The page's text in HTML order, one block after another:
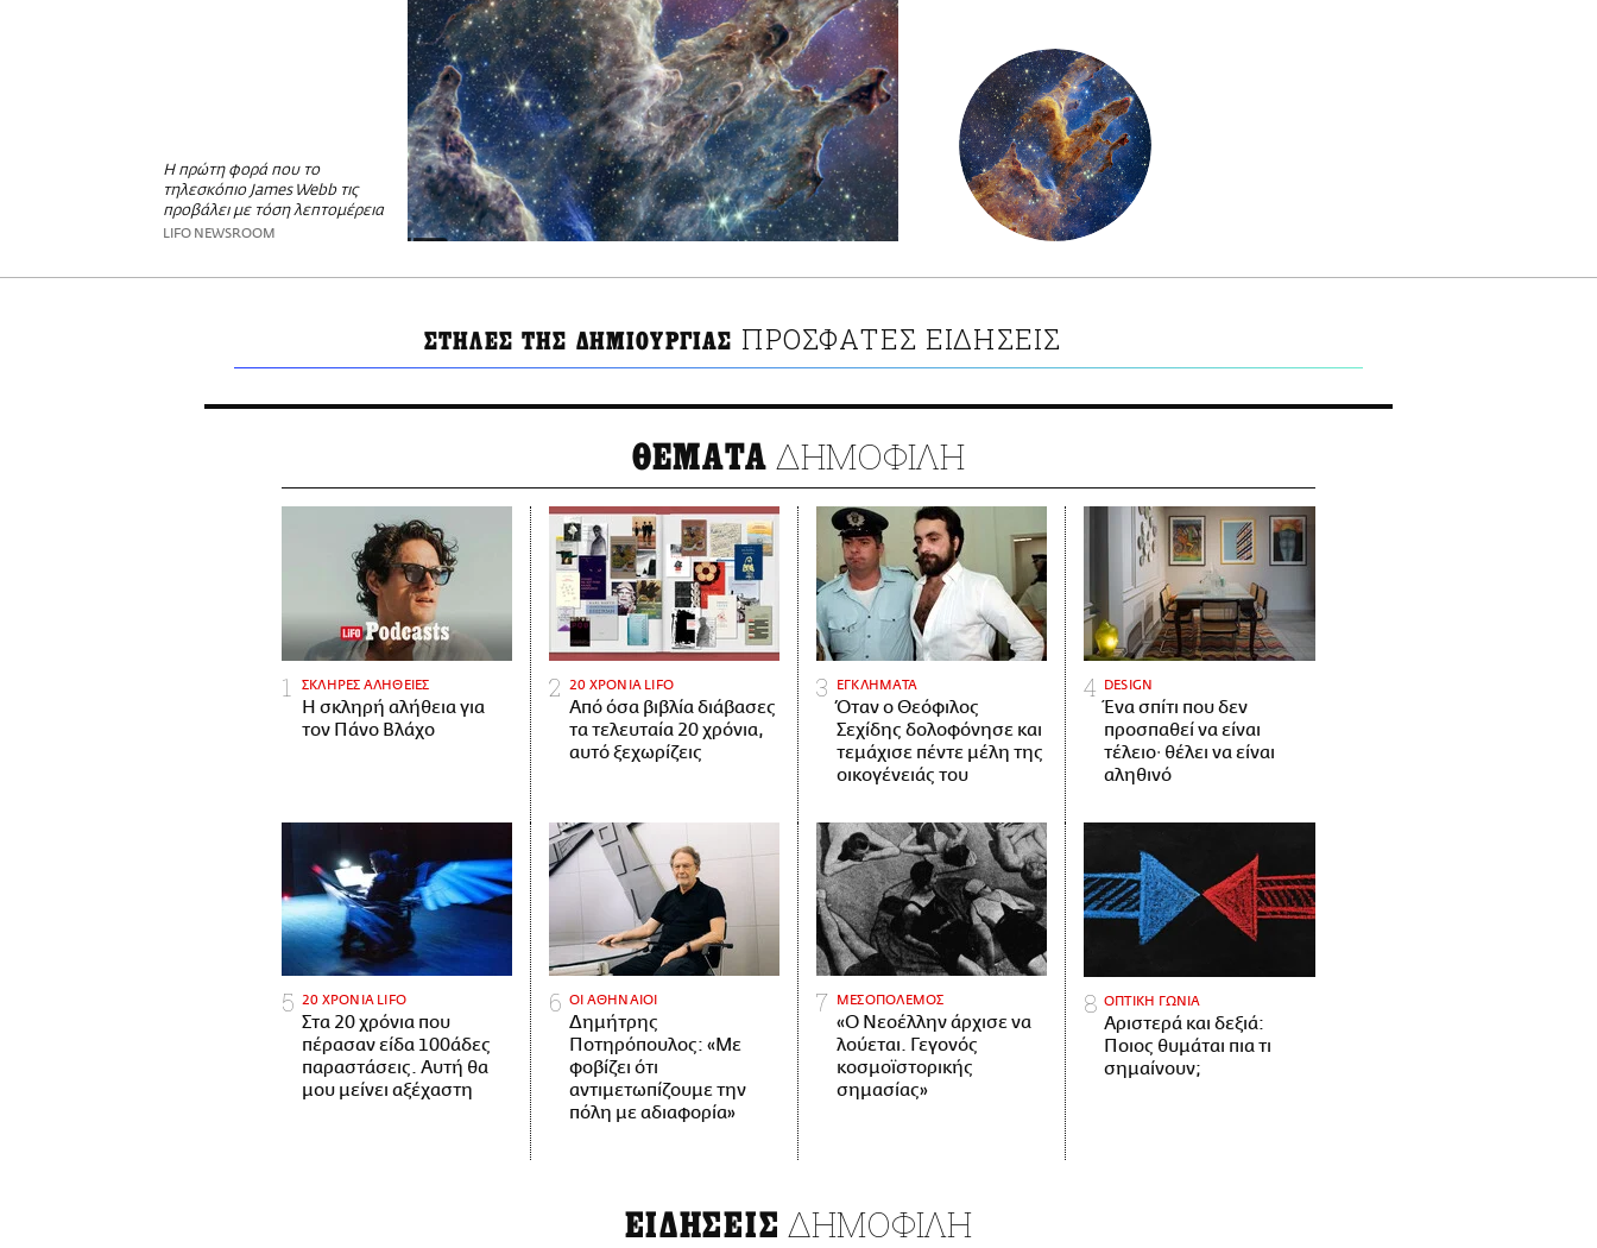
Η πρώτη φορά που το
τηλεσκόπιο James Webb τις
προβάλει με τόση λεπτομέρεια
LIFO NEWSROOM
ΣΤΗΛΕΣ ΤΗΣ ΔΗΜΙΟΥΡΓΙΑΣ ΠΡΟΣΦΑΤΕΣ ΕΙΔΗΣΕΙΣ
ΘΕΜΑΤΑ ΔΗΜΟΦΙΛΗ
ΣΚΛΗΡΕΣ ΑΛΗΘΕΙΕΣ
H σκληρή αλήθεια για
τον Πάνο Βλάχο
20 ΧΡΟΝΙΑ LIFO
Από όσα βιβλία διάβασες
τα τελευταία 20 χρόνια,
αυτό ξεχωρίζεις
ΕΓΚΛΗΜΑΤΑ
Όταν ο Θεόφιλος
Σεχίδης δολοφόνησε και
τεμάχισε πέντε μέλη της
οικογένειάς του
DESIGN
Ένα σπίτι που δεν
προσπαθεί να είναι
τέλειο· θέλει να είναι
αληθινό
20 ΧΡΟΝΙΑ LIFO
Στα 20 χρόνια που
πέρασαν είδα 100άδες
παραστάσεις. Αυτή θα
μου μείνει αξέχαστη
ΟΙ ΑΘΗΝΑΙΟΙ
Δημήτρης
Ποτηρόπουλος: «Με
φοβίζει ότι
αντιμετωπίζουμε την
πόλη με αδιαφορία»
ΜΕΣΟΠΟΛΕΜΟΣ
«Ο Νεοέλλην άρχισε να
λούεται. Γεγονός
κοσμοϊστορικής
σημασίας»
ΟΠΤΙΚΗ ΓΩΝΙΑ
Αριστερά και δεξιά:
Ποιος θυμάται πια τι
σημαίνουν;
ΕΙΔΗΣΕΙΣ ΔΗΜΟΦΙΛΗ